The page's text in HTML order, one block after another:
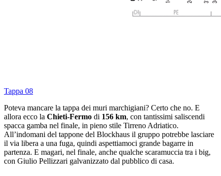
Tappa 08
Poteva mancare la tappa dei muri marchigiani? Certo che no. E
allora ecco la Chieti-Fermo di 156 km, con tantissimi saliscendi
spacca gamba nel finale, in pieno stile Tirreno Adriatico.
All’indomani del tappone del Blockhaus il gruppo potrebbe lasciare
il via libera a una fuga, quindi aspettiamoci grande bagarre in
partenza. E magari, nel finale, anche qualche scaramuccia tra i big,
con Giulio Pellizzari galvanizzato dal pubblico di casa.